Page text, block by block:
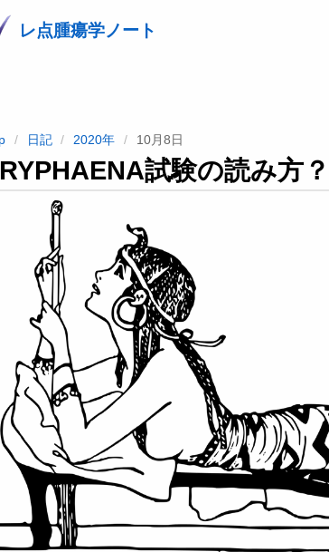
レ点腫瘍学ノート
日記 2020年 10月8日
試験の読み方？